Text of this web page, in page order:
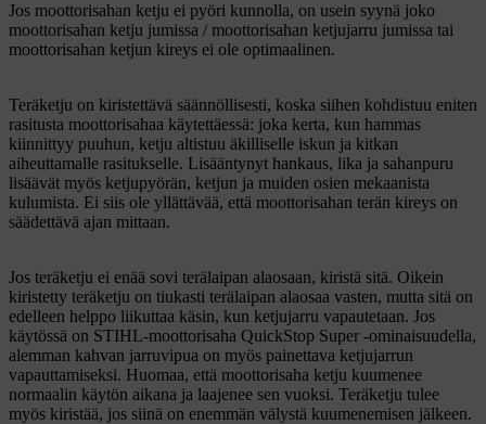
Jos moottorisahan ketju ei pyöri kunnolla, on usein syynä joko
moottorisahan ketju jumissa / moottorisahan ketjujarru jumissa tai
moottorisahan ketjun kireys ei ole optimaalinen.
Teräketju on kiristettävä säännöllisesti, koska siihen kohdistuu eniten
rasitusta moottorisahaa käytettäessä: joka kerta, kun hammas
kiinnittyy puuhun, ketju altistuu äkilliselle iskun ja kitkan
aiheuttamalle rasitukselle. Lisääntynyt hankaus, lika ja sahanpuru
lisäävät myös ketjupyörän, ketjun ja muiden osien mekaanista
kulumista. Ei siis ole yllättävää, että moottorisahan terän kireys on
säädettävä ajan mittaan.
Jos teräketju ei enää sovi terälaipan alaosaan, kiristä sitä. Oikein
kiristetty teräketju on tiukasti terälaipan alaosaa vasten, mutta sitä on
edelleen helppo liikuttaa käsin, kun ketjujarru vapautetaan. Jos
käytössä on STIHL-moottorisaha QuickStop Super -ominaisuudella,
alemman kahvan jarruvipua on myös painettava ketjujarrun
vapauttamiseksi. Huomaa, että moottorisaha ketju kuumenee
normaalin käytön aikana ja laajenee sen vuoksi. Teräketju tulee
myös kiristää, jos siinä on enemmän välystä kuumenemisen jälkeen.